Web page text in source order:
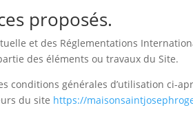
proposés.
et des Réglementations
des éléments ou travaux du Site.
conditions générales d’utilisation ci-
du site https://